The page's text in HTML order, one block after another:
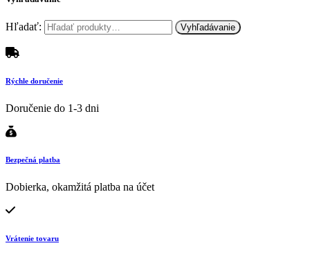
Hľadať: Vyhľadávanie
Rýchle doručenie
Doručenie do 1-3 dni
Bezpečná platba
Dobierka, okamžitá platba na účet
Vrátenie tovaru